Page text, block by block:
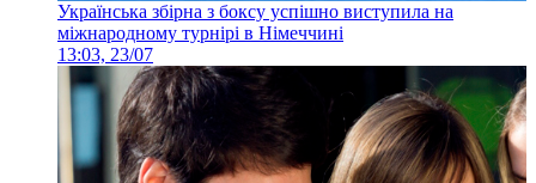
Українська збірна з боксу успішно виступила на
міжнародному турнірі в Німеччині
13:03, 23/07